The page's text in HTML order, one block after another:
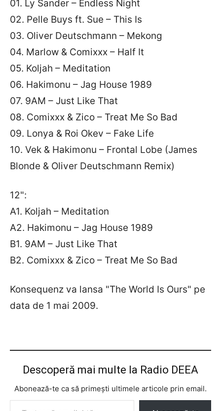
01. Ly Sander – Endless Night
02. Pelle Buys ft. Sue – This Is
03. Oliver Deutschmann – Mekong
04. Marlow & Comixxx – Half It
05. Koljah – Meditation
06. Hakimonu – Jag House 1989
07. 9AM – Just Like That
08. Comixxx & Zico – Treat Me So Bad
09. Lonya & Roi Okev – Fake Life
10. Vek & Hakimonu – Frontal Lobe (James
Blonde & Oliver Deutschmann Remix)
12":
A1. Koljah – Meditation
A2. Hakimonu – Jag House 1989
B1. 9AM – Just Like That
B2. Comixxx & Zico – Treat Me So Bad
Konsequenz va lansa "The World Is Ours" pe
data de 1 mai 2009.
Descoperă mai multe la Radio DEEA
Abonează-te ca să primești ultimele articole prin email.
Tastează emailul tău...